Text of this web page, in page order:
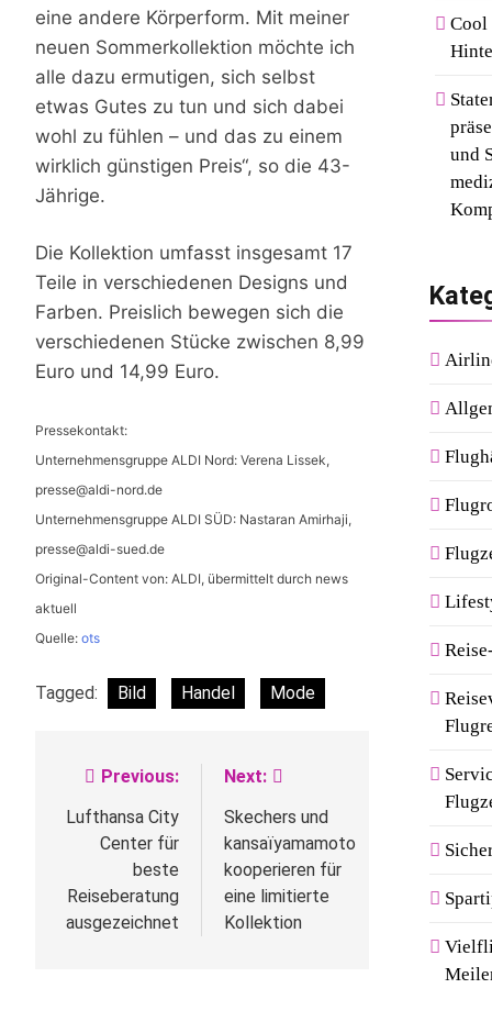
eine andere Körperform. Mit meiner
neuen Sommerkollektion möchte ich
alle dazu ermutigen, sich selbst
etwas Gutes zu tun und sich dabei
wohl zu fühlen – und das zu einem
wirklich günstigen Preis“, so die 43-
Jährige.
Die Kollektion umfasst insgesamt 17
Teile in verschiedenen Designs und
Farben. Preislich bewegen sich die
verschiedenen Stücke zwischen 8,99
Euro und 14,99 Euro.
Pressekontakt:
Unternehmensgruppe ALDI Nord: Verena Lissek,
presse@aldi-nord.de
Unternehmensgruppe ALDI SÜD: Nastaran Amirhaji,
presse@aldi-sued.de
Original-Content von: ALDI, übermittelt durch news
aktuell
Quelle: ots
Tagged: Bild Handel Mode
Beitragsnavigation
Previous:
Lufthansa City
Center für
beste
Reiseberatung
ausgezeichnet
Next:
Skechers und
kansaïyamamoto
kooperieren für
eine limitierte
Kollektion
Cool
und